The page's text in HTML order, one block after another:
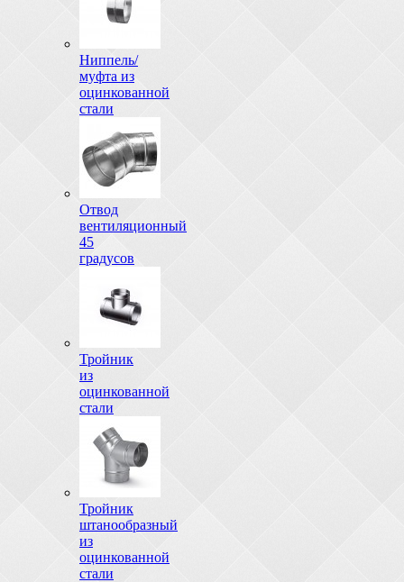
Ниппель/
муфта из
оцинкованной
стали
Отвод
вентиляционный
45
градусов
Тройник
из
оцинкованной
стали
Тройник
штанообразный
из
оцинкованной
стали